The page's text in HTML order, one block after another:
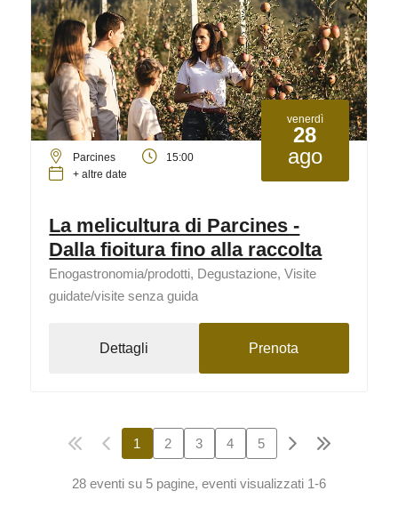
venerdì
28
ago
Parcines
15:00
+ altre date
La melicultura di Parcines -
Dalla fioitura fino alla raccolta
Enogastronomia/prodotti, Degustazione, Visite
guidate/visite senza guida
Dettagli Prenota
1 2 3 4 5
28 eventi su 5 pagine, eventi visualizzati 1-6